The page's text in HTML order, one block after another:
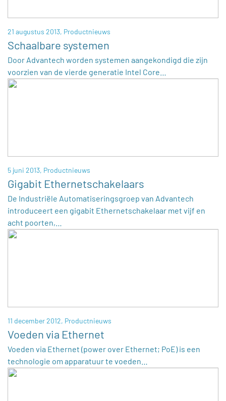
21 augustus 2013, Productnieuws
Schaalbare systemen
Door Advantech worden systemen aangekondigd die zijn
voorzien van de vierde generatie Intel Core…
5 juni 2013, Productnieuws
Gigabit Ethernetschakelaars
De Industriële Automatiseringsgroep van Advantech
introduceert een gigabit Ethernetschakelaar met vijf en
acht poorten,…
11 december 2012, Productnieuws
Voeden via Ethernet
Voeden via Ethernet (power over Ethernet; PoE) is een
technologie om apparatuur te voeden…